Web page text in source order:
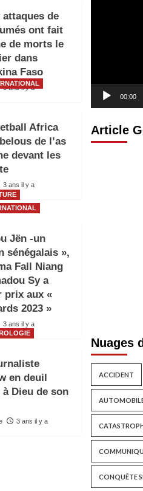
de
ont fait
de morts le
dans
Faso
3 ans il y a
Africa
de l’as
devant les
3 ans il y a
Jën -un
sénégalais »,
Fall Niang
Sy a
prix aux «
2023 »
3 ans il y a
en deuil
Dieu de son
3 ans il y a
00:00
Article
Nuages
ACCIDENT
CONQUÊTE